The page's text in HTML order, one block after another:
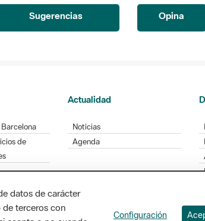
Sugerencias Opina
de
Actualidad
Noticias
Agenda
datos de carácter
de terceros con
Configuración